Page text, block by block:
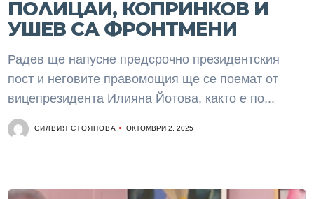
ПОЛИЦАИ, КОПРИНКОВ И
УШЕВ СА ФРОНТМЕНИ
Радев ще напусне предсрочно президентския
пост и неговите правомощия ще се поемат от
вицепрезидента Илияна Йотова, както е по...
СИЛВИЯ СТОЯНОВА ОКТОМВРИ 2, 2025